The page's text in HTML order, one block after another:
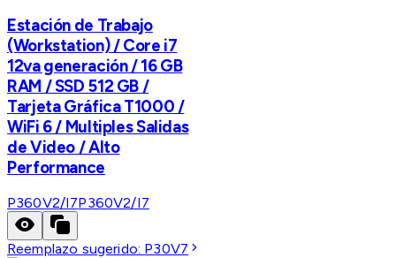
Estación de Trabajo
(Workstation) / Core i7
12va generación / 16 GB
RAM / SSD 512 GB /
Tarjeta Gráfica T1000 /
WiFi 6 / Multiples Salidas
de Video / Alto
Performance
P360V2/I7P360V2/I7
Reemplazo sugerido: P30V7